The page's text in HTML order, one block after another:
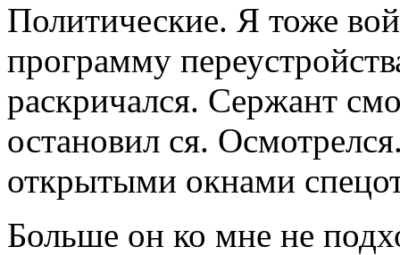
Политические. Я тоже
программу
раскричался. Сержант
остановил ся.
открытыми окнами
Больше он ко мне не